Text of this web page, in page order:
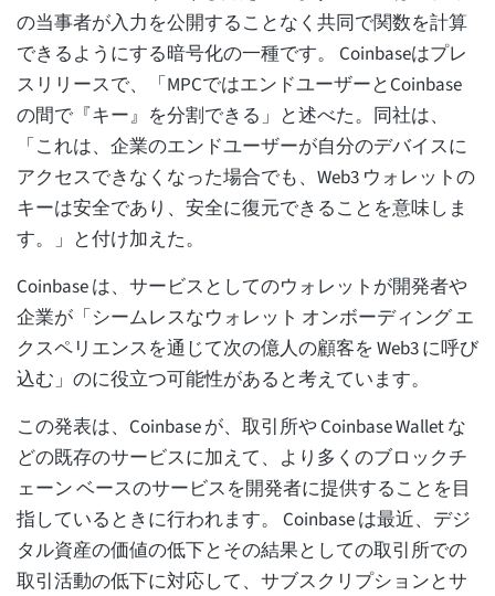
の当事者が入力を公開することなく共同で関数を計算
できるようにする暗号化の一種です。 Coinbaseはプレ
スリリースで、「MPCではエンドユーザーとCoinbase
の間で『キー』を分割できる」と述べた。同社は、
「これは、企業のエンドユーザーが自分のデバイスに
アクセスできなくなった場合でも、Web3 ウォレットの
キーは安全であり、安全に復元できることを意味しま
す。」と付け加えた。
Coinbase は、サービスとしてのウォレットが開発者や
企業が「シームレスなウォレット オンボーディング エ
クスペリエンスを通じて次の億人の顧客を Web3 に呼び
込む」のに役立つ可能性があると考えています。
この発表は、Coinbase が、取引所や Coinbase Wallet な
どの既存のサービスに加えて、より多くのブロックチ
ェーン ベースのサービスを開発者に提供することを目
指しているときに行われます。 Coinbase は最近、デジ
タル資産の価値の低下とその結果としての取引所での
取引活動の低下に対応して、サブスクリプションとサ